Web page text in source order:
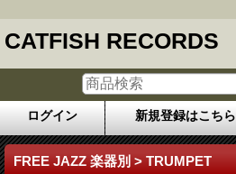
CATFISH RECORDS
ログイン 新規登録はこちら
FREE JAZZ 楽器別 > TRUMPET